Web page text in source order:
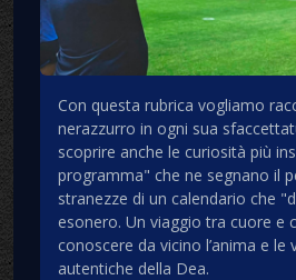
Con questa rubrica vogliamo
nerazzurro in ogni sua
scoprire anche le curiosità più
programma" che ne segnano il
stranezze di un calendario che
esonero. Un viaggio tra cuore e
conoscere da vicino l’anima e le
autentiche della Dea.